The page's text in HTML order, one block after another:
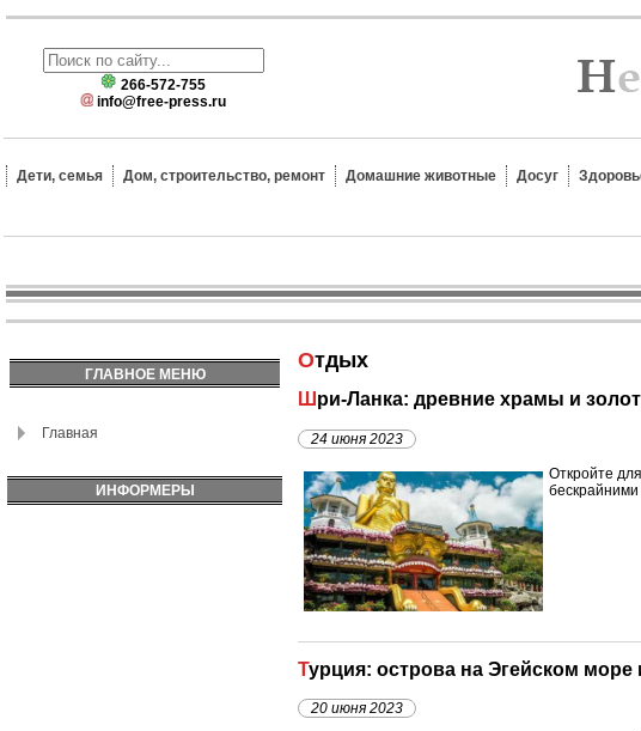
266-572-755
info@free-press.ru
Дети, семья Дом, строительство, ремонт Домашние животные Досуг
ГЛАВНОЕ МЕНЮ
Главная
ИНФОРМЕРЫ
Отдых
Шри-Ланка: древние храмы и
24 июня 2023
Откройте
Турция: острова на Эгейском
20 июня 2023